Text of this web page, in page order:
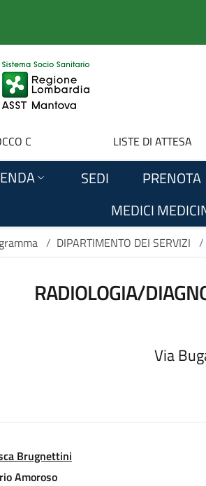
C LISTE DI ATTESA
SEDI PRENOTA
MEDICI
/ DIPARTIMENTO DEI SERVIZI /
RADIOLOGIA/
Via
Brugnettini
Amoroso